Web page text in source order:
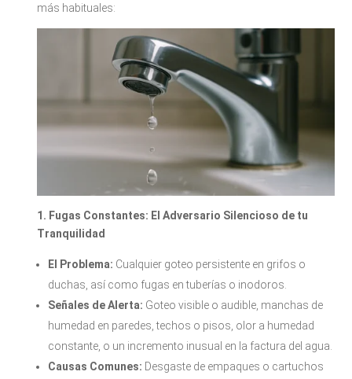
más habituales:
1. Fugas Constantes: El Adversario Silencioso de tu
Tranquilidad
El Problema: Cualquier goteo persistente en grifos o
duchas, así como fugas en tuberías o inodoros.
Señales de Alerta: Goteo visible o audible, manchas de
humedad en paredes, techos o pisos, olor a humedad
constante, o un incremento inusual en la factura del agua.
Causas Comunes: Desgaste de empaques o cartuchos